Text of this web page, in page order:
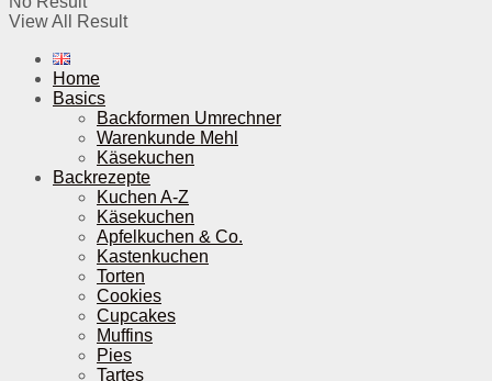
View All Result
Home
Basics
Backformen Umrechner
Warenkunde Mehl
Käsekuchen
Backrezepte
Kuchen A-Z
Käsekuchen
Apfelkuchen & Co.
Kastenkuchen
Torten
Cookies
Cupcakes
Muffins
Pies
Tartes